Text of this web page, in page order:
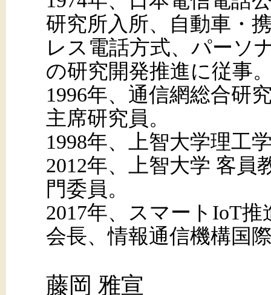
研究所入所、自動車・
レス電話方式、パーソ
の研究開発推進に従事
1996年、通信網総合研
主席研究員。
1998年、上智大学理工
2012年、上智大学 客員
門委員。
2017年、スマートIoT
会長、情報通信機構国
藤岡 雅宣